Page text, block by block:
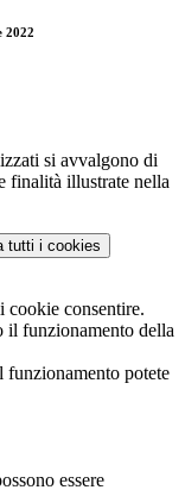
2022
si avvalgono di
finalità illustrate nella
tutti i cookies
cookie consentire.
il funzionamento della
funzionamento potete
essere